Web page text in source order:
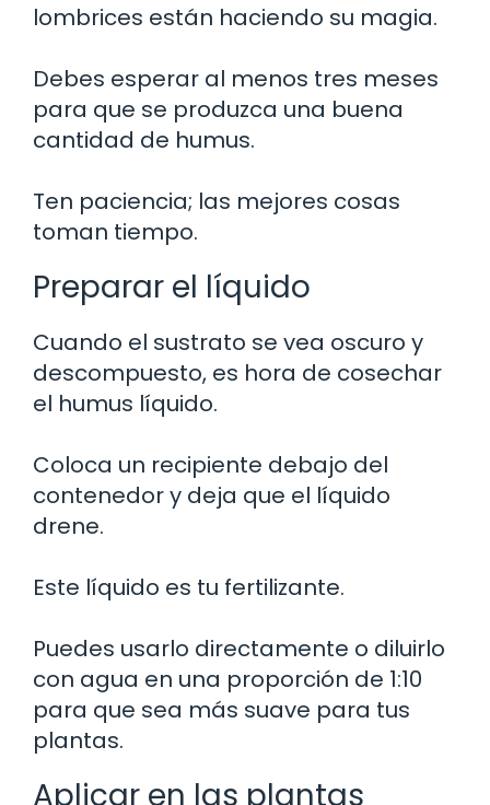
lombrices están haciendo su magia.
Debes esperar al menos tres meses
para que se produzca una buena
cantidad de humus.
Ten paciencia; las mejores cosas
toman tiempo.
Preparar el líquido
Cuando el sustrato se vea oscuro y
descompuesto, es hora de cosechar
el humus líquido.
Coloca un recipiente debajo del
contenedor y deja que el líquido
drene.
Este líquido es tu fertilizante.
Puedes usarlo directamente o diluirlo
con agua en una proporción de 1:10
para que sea más suave para tus
plantas.
Aplicar en las plantas